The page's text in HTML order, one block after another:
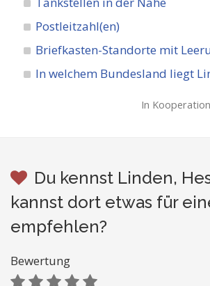
Postleitzahl(en)
Briefkasten-Standorte mit
In welchem Bundesland liegt
In
Du kennst Linden,
kannst dort etwas für
empfehlen?
Bewertung